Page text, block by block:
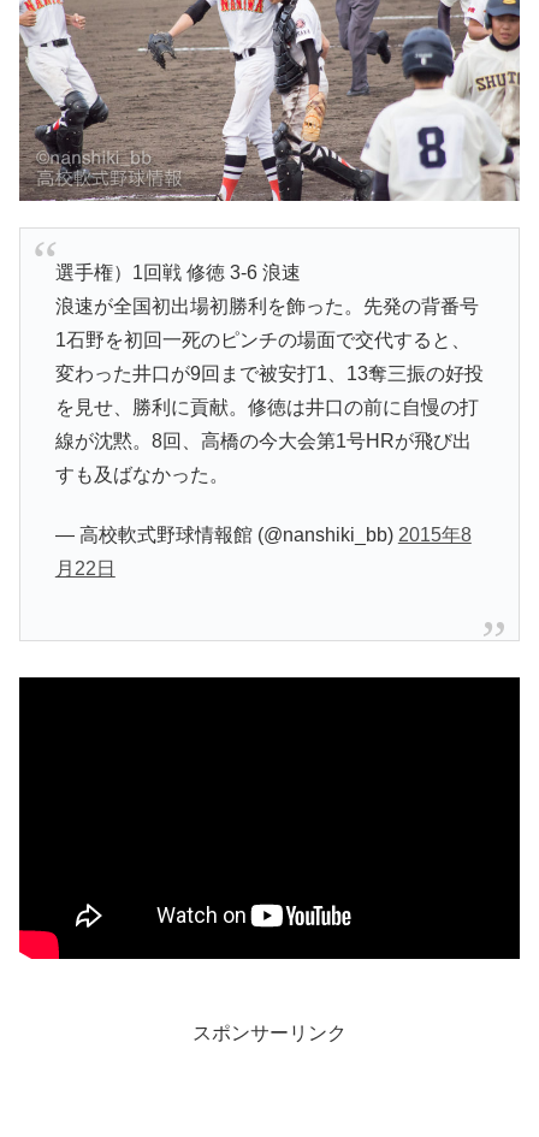
選手権）1回戦 修徳 3-6 浪速
浪速が全国初出場初勝利を飾った。先発の背番号
1石野を初回一死のピンチの場面で交代すると、
変わった井口が9回まで被安打1、13奪三振の好投
を見せ、勝利に貢献。修徳は井口の前に自慢の打
線が沈黙。8回、高橋の今大会第1号HRが飛び出
すも及ばなかった。
— 高校軟式野球情報館 (@nanshiki_bb) 2015年8
月22日
スポンサーリンク